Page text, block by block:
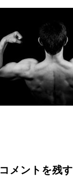
コメントを残す